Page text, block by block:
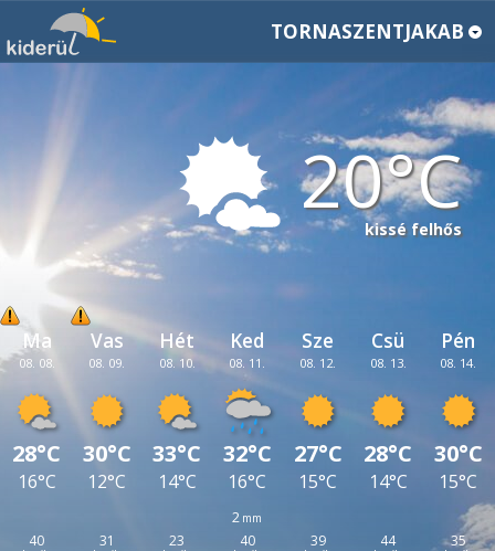
TORNASZENTJAKAB
20
kissé felhős
Ma
08. 08.
28°C
16°C
40
Vas
08. 09.
30°C
12°C
31
Hét
08. 10.
33°C
14°C
23
Ked
08. 11.
32°C
16°C
2
40
Sze
08. 12.
27°C
15°C
39
Csü
08. 13.
28°C
14°C
44
Pén
08. 14.
30°C
15°C
35